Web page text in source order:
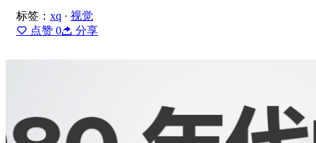
标签： xq · 视觉
点赞 0 分享